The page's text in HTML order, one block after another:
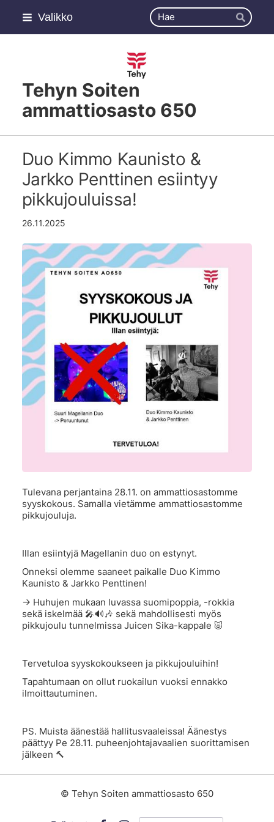
Siirry
sivun
sisältöön
Valikko Haku
Hae
Tehyn Soiten
ammattiosasto 650
Duo Kimmo Kaunisto &
Jarkko Penttinen esiintyy
pikkujouluissa!
26.11.2025
Tulevana perjantaina 28.11. on ammattiosastomme
syyskokous. Samalla vietämme ammattiosastomme
pikkujouluja.
Illan esiintyjä Magellanin duo on estynyt.
Onneksi olemme saaneet paikalle Duo Kimmo
Kaunisto & Jarkko Penttinen!
-> Huhujen mukaan luvassa suomipoppia, -rokkia
sekä iskelmää 🎤🔊🎶 sekä mahdollisesti myös
pikkujoulu tunnelmissa Juicen Sika-kappale 🐷
Tervetuloa syyskokoukseen ja pikkujouluihin!
Tapahtumaan on ollut ruokailun vuoksi ennakko
ilmoittautuminen.
PS. Muista äänestää hallitusvaaleissa! Äänestys
päättyy Pe 28.11. puheenjohtajavaalien suorittamisen
jälkeen 🔨
© Tehyn Soiten ammattiosasto 650